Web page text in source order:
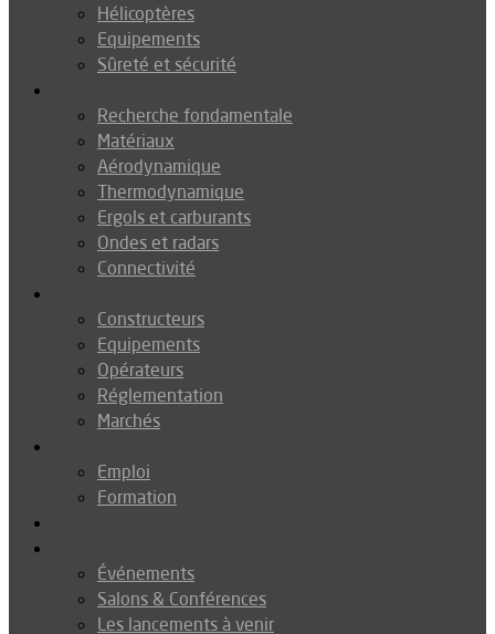
Hélicoptères
Equipements
Sûreté et sécurité
Recherche fondamentale
Matériaux
Aérodynamique
Thermodynamique
Ergols et carburants
Ondes et radars
Connectivité
Constructeurs
Equipements
Opérateurs
Réglementation
Marchés
Emploi
Formation
Événements
Salons & Conférences
Les lancements à venir